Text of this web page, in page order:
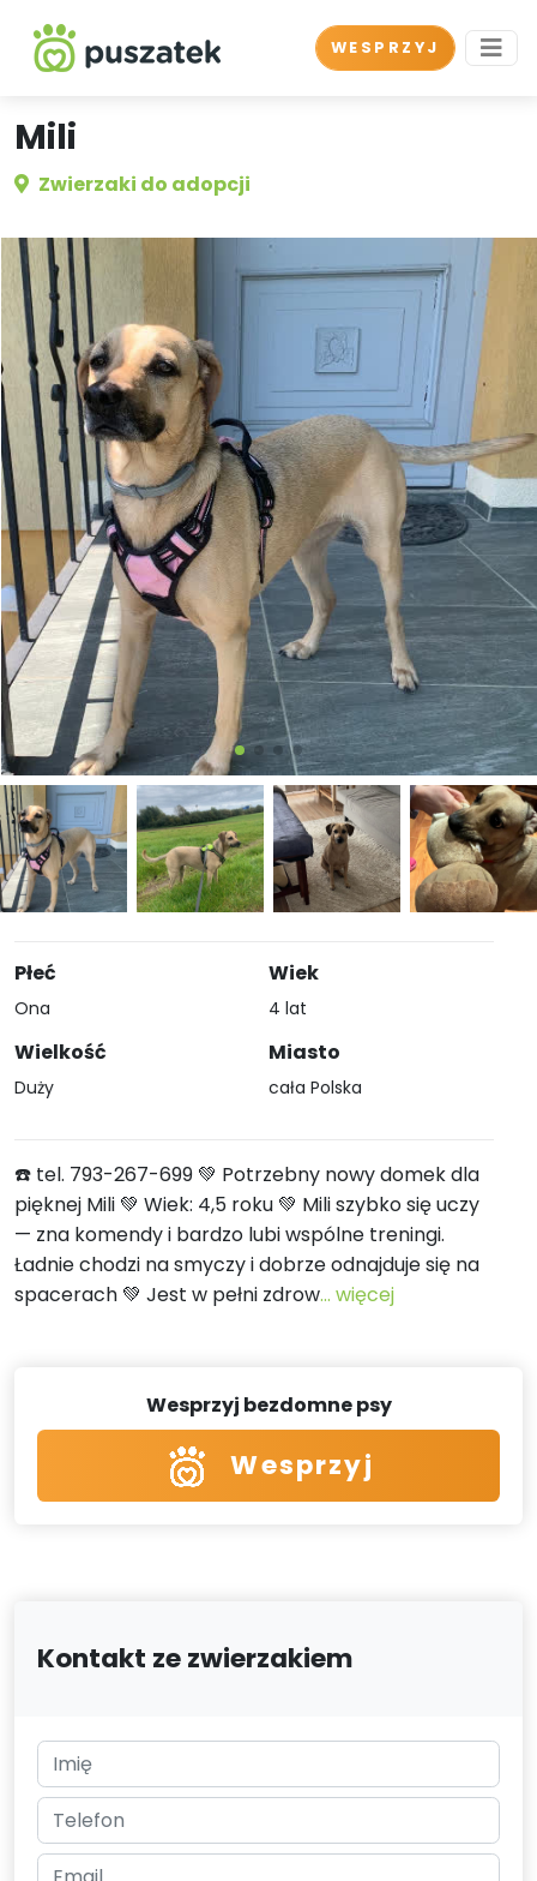
WESPRZYJ
Mili
Zwierzaki do adopcji
Płeć
Ona
Wielkość
Duży
Wiek
4 lat
Miasto
cała Polska
☎️ tel. 793-267-699 💚 Potrzebny nowy domek dla
pięknej Mili 💚 Wiek: 4,5 roku 💚 Mili szybko się uczy
— zna komendy i bardzo lubi wspólne treningi.
Ładnie chodzi na smyczy i dobrze odnajduje się na
spacerach 💚 Jest w pełni zdrow... więcej
Wesprzyj bezdomne psy
Wesprzyj
Kontakt ze zwierzakiem